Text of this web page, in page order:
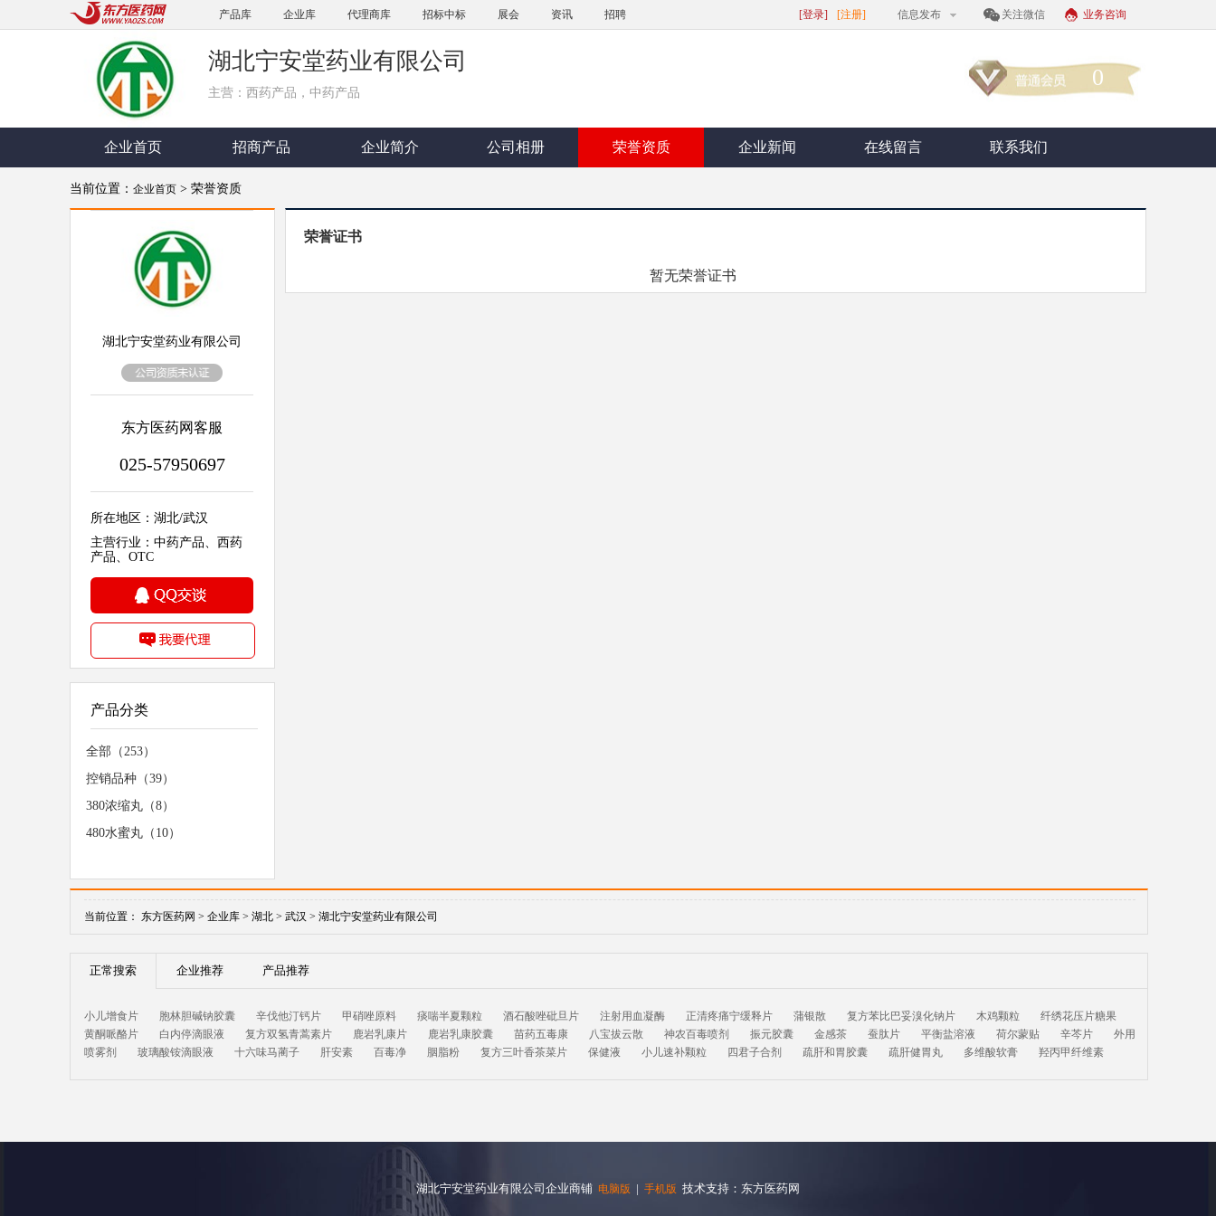
产品库 企业库 代理商库 招标中标 展会 资讯 招聘 业务咨询
关注微信
信息发布
[注册]
[登录]
湖北宁安堂药业有限公司
主营：西药产品，中药产品
0
企业首页 招商产品 企业简介 公司相册 荣誉资质 企业新闻 在线留言 联系我们
当前位置： 企业首页 > 荣誉资质
湖北宁安堂药业有限公司
东方医药网客服
025-57950697
所在地区：湖北/武汉
主营行业：中药产品、西药
产品、OTC
产品分类
全部（253）
控销品种（39）
380浓缩丸（8）
480水蜜丸（10）
荣誉证书
暂无荣誉证书
当前位置： 东方医药网 > 企业库 > 湖北 > 武汉 > 湖北宁安堂药业有限公司
正常搜索 企业推荐 产品推荐
小儿增食片 胞林胆碱钠胶囊 辛伐他汀钙片 甲硝唑原料 痰喘半夏颗粒 酒石酸唑砒旦片 注射用血凝酶 正清疼痛宁缓释片 蒲银散 复方苯比巴妥溴化钠片 木鸡颗粒
纤绣花压片糖果
黄酮哌酪片
白内停滴眼液 复方双氢青蒿素片 鹿岩乳康片 鹿岩乳康胶囊 苗药五毒康 八宝拔云散 神农百毒喷剂 振元胶囊 金感茶 蚕肽片 平衡盐溶液 荷尔蒙贴 辛芩片
外用
喷雾剂
玻璃酸铵滴眼液 十六味马蔺子 肝安素 百毒净 胭脂粉 复方三叶香茶菜片 保健液 小儿速补颗粒 四君子合剂 疏肝和胃胶囊 疏肝健胃丸 多维酸软膏 羟丙甲纤维素
湖北宁安堂药业有限公司企业商铺 电脑版 | 手机版 技术支持：东方医药网